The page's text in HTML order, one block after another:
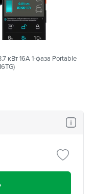
кВт 16А 1-фаза Portable